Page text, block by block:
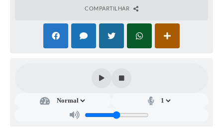
COMPARTILHAR